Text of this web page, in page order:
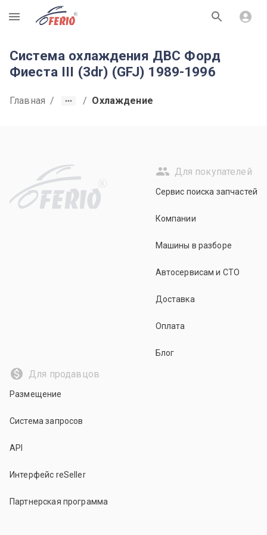
R
Система охлаждения ДВС Форд
Фиеста III (3dr) (GFJ) 1989-1996
Главная / / Охлаждение
R
Для покупателей
Сервис поиска запчастей
Компании
Машины в разборе
Автосервисам и СТО
Доставка
Оплата
Блог
Для продавцов
Размещение
Система запросов
API
Интерфейс reSeller
Партнерская программа